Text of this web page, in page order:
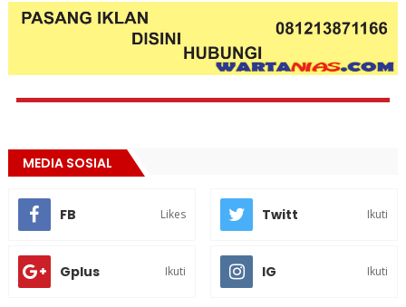
MEDIA SOSIAL
FB Likes Twitt Ikuti
Gplus Ikuti IG Ikuti